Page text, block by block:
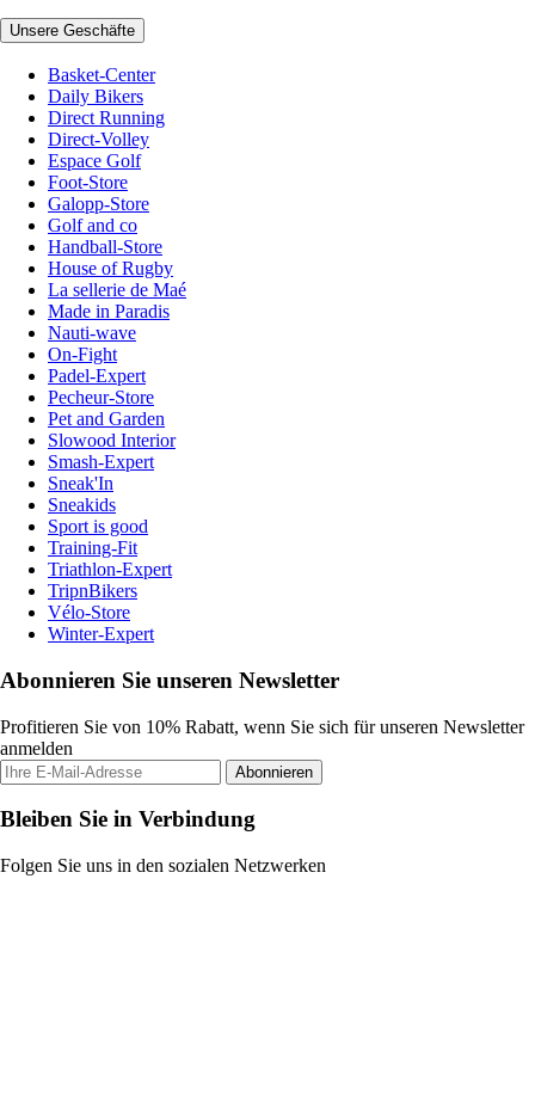
Unsere Geschäfte
Basket-Center
Daily Bikers
Direct Running
Direct-Volley
Espace Golf
Foot-Store
Galopp-Store
Golf and co
Handball-Store
House of Rugby
La sellerie de Maé
Made in Paradis
Nauti-wave
On-Fight
Padel-Expert
Pecheur-Store
Pet and Garden
Slowood Interior
Smash-Expert
Sneak'In
Sneakids
Sport is good
Training-Fit
Triathlon-Expert
TripnBikers
Vélo-Store
Winter-Expert
Abonnieren Sie unseren Newsletter
Profitieren Sie von 10% Rabatt, wenn Sie sich für unseren Newsletter
anmelden
Abonnieren
Bleiben Sie in Verbindung
Folgen Sie uns in den sozialen Netzwerken